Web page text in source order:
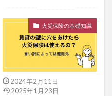
火災保険の基礎知識
2024年2月11日
2025年1月23日